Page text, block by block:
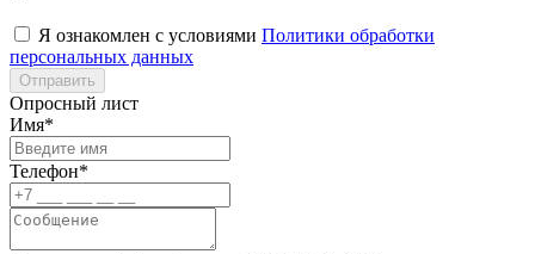
Я ознакомлен с условиями Политики обработки
персональных данных
Отправить
Опросный лист
Имя*
Телефон*